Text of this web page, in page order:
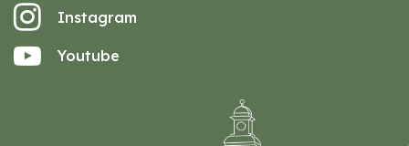
Instagram
Youtube